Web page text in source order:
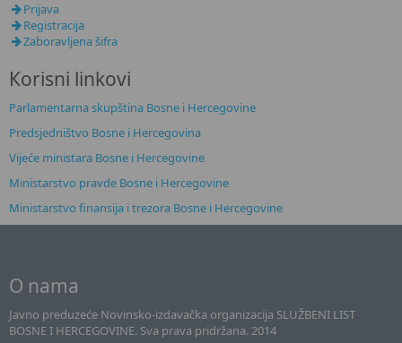
Prijava
Registracija
Zaboravljena šifra
Кorisni linkovi
Parlamentarna skupština Bosne i Hercegovine
Predsjedništvo Bosne i Hercegovina
Vijeće ministara Bosne i Hercegovine
Ministarstvo pravde Bosne i Hercegovine
Ministarstvo finansija i trezora Bosne i Hercegovine
O nama
Javno preduzeće Novinsko-izdavačka organizacija SLUŽBENI LIST
BOSNE I HERCEGOVINE. Sva prava pridržana. 2014